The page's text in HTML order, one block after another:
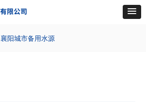
襄阳城市备用水源